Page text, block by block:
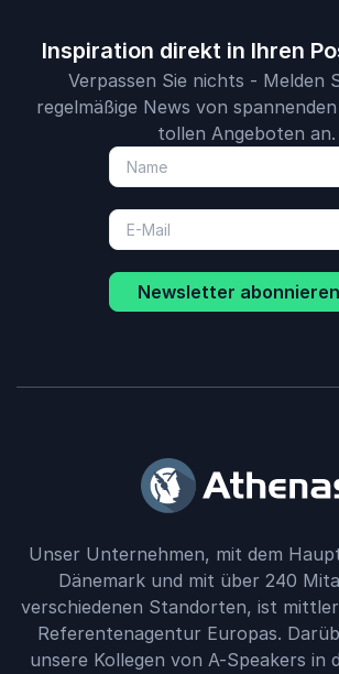
Inspiration direkt in Ihren
Verpassen Sie nichts - Melden
regelmäßige News von
tollen Angeboten an.
Newsletter abonnieren
Unser Unternehmen, mit dem
Dänemark und mit über 240
verschiedenen Standorten, ist
Referentenagentur Europas.
unsere Kollegen von A-Speakers in